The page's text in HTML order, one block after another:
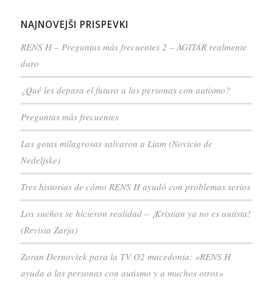
NAJNOVEJŠI PRISPEVKI
RENS H – Preguntas más frecuentes 2 – AGITAR realmente
duro
¿Qué les depara el futuro a las personas con autismo?
Preguntas más frecuentes
Las gotas milagrosas salvaron a Liam (Novicio de
Nedeljske)
Tres historias de cómo RENS H ayudó con problemas serios
Los sueños se hicieron realidad – ¡Kristian ya no es autista!
(Revista Zarja)
Zoran Dernovšek para la TV O2 macedonia: «RENS H
ayuda a las personas con autismo y a muchos otros»